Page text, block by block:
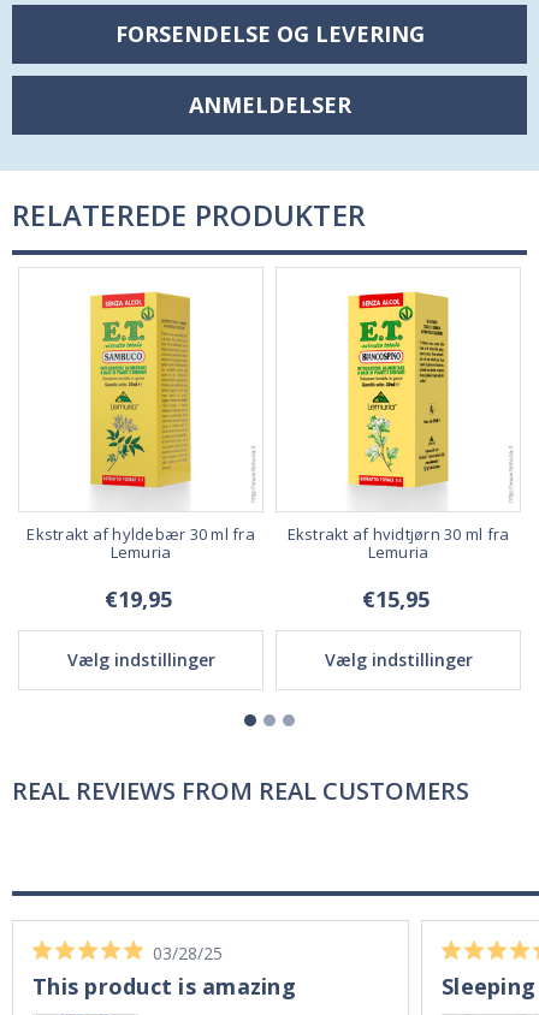
FORSENDELSE OG LEVERING
ANMELDELSER
RELATEREDE PRODUKTER
Ekstrakt af hyldebær 30 ml fra
Lemuria
€19,95
Vælg indstillinger
Ekstrakt af hvidtjørn 30 ml fra
Lemuria
€15,95
Vælg indstillinger
REAL REVIEWS FROM REAL CUSTOMERS
03/28/25
This product is amazing